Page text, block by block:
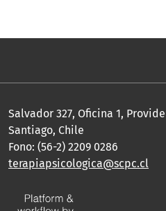
Salvador 327, Oficina 1,
Santiago, Chile
Fono: (56-2) 2209 0286
terapiapsicologica@scpc.cl